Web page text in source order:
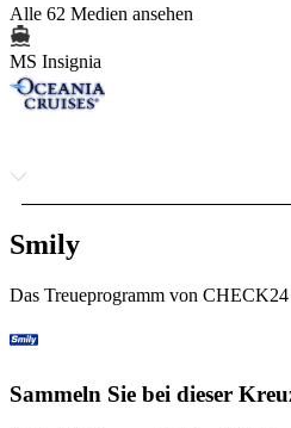
Alle 62 Medien ansehen
MS Insignia
Smily
Das Treueprogramm von CHECK24
Sammeln Sie bei dieser